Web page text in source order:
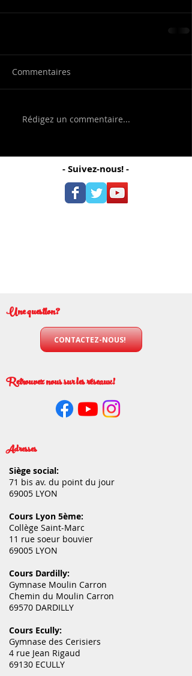
Commentaires
Rédigez un commentaire...
- Suivez-nous! -
Une question?
CONTACTEZ-NOUS!
Retrouvez nous sur les réseaux!
Adresses
Siège social:
71 bis av. du point du jour
69005 LYON
Cours Lyon 5ème:
Collège Saint-Marc
11 rue soeur bouvier
69005 LYON
Cours Dardilly:
Gymnase Moulin Carron
Chemin du Moulin Carron
69570 DARDILLY
Cours Ecully:
Gymnase des Cerisiers
4 rue Jean Rigaud
69130 ECULLY